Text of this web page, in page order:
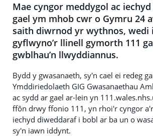
Mae cyngor meddygol ac
gael ym mhob cwr o Gymru 24
saith diwrnod yr wythnos, wedi
gyflwyno’r llinell gymorth 111
gwblhau’n llwyddiannus.
Bydd y gwasanaeth, sy'n cael ei redeg
Ymddiriedolaeth GIG Gwasanaethau
ac sydd ar gael ar-lein yn
ffôn drwy ffonio 111, yn rhoi'r cyngor
iechyd diweddaraf i bobl ar ba un o
sy'n iawn iddynt.